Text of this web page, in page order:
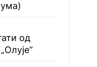
од